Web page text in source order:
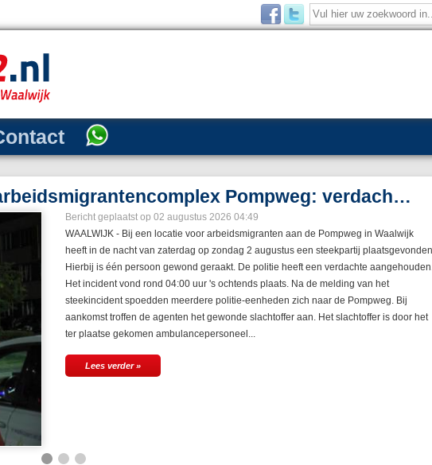
fietsbrug Gaardpad: brandend plastic in …
Bericht geplaatst op 30 juli 2026 06:56
WAALWIJK - De brandweer van Sprang-Capelle is donderdagochtend 30 juli opnieuw
uitgerukt naar de fietsbrug aan het Gaardpad. Vroeg in de ochtend stond daar een
stuk plastic in de berm in lichterlaaie. Het vuur werd rond 05:50 uur ontdekt door een
oplettende voorbijganger. In de berm bij de brug lag een brandend stuk plastic. De
getuige bedacht zich geen moment en alarmeerde direct de hulpdiensten. De
brandweerlieden waren snel ter plaatse en wisten het vuur vlug te...